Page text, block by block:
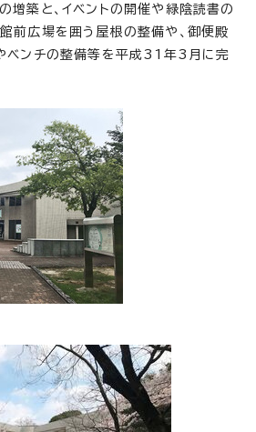
築と、イベントの開催や緑陰読書の
前広場を囲う屋根の整備や、御便殿
ベンチの整備等を平成31年3月に完